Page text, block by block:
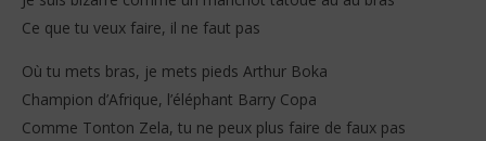
Ce que tu veux faire, il ne faut pas
Où tu mets bras, je mets pieds Arthur Boka
Champion d’Afrique, l’éléphant Barry Copa
Comme Tonton Zela, tu ne peux plus faire de faux pas